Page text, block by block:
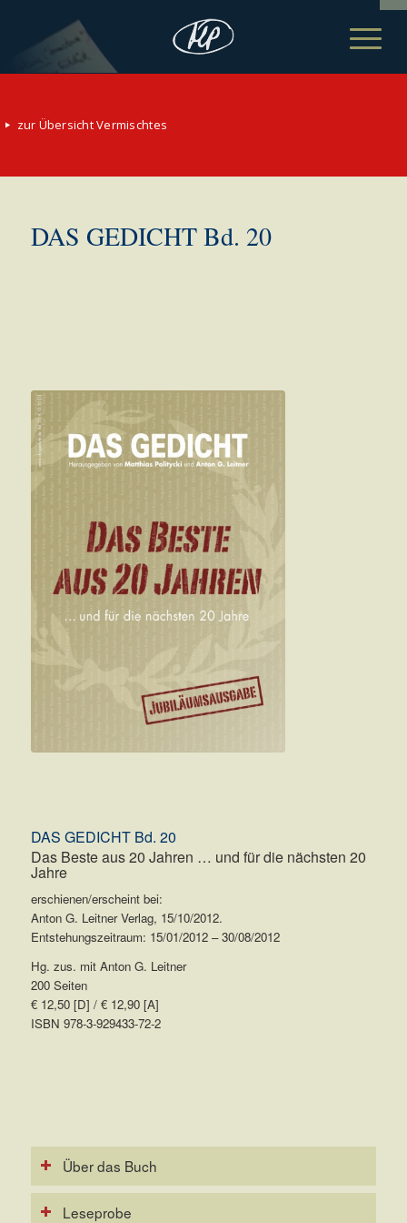
zur Übersicht Vermischtes
DAS GEDICHT Bd. 20
DAS GEDICHT Bd. 20
Das Beste aus 20 Jahren … und für die nächsten 20
Jahre
erschienen/erscheint bei:
Anton G. Leitner Verlag, 15/10/2012.
Entstehungszeitraum: 15/01/2012 – 30/08/2012
Hg. zus. mit Anton G. Leitner
200 Seiten
€ 12,50 [D] / € 12,90 [A]
ISBN 978-3-929433-72-2
Über das Buch
Leseprobe